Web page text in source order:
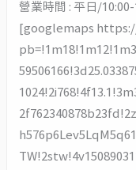
營業時間 : 平日/
[googlemaps